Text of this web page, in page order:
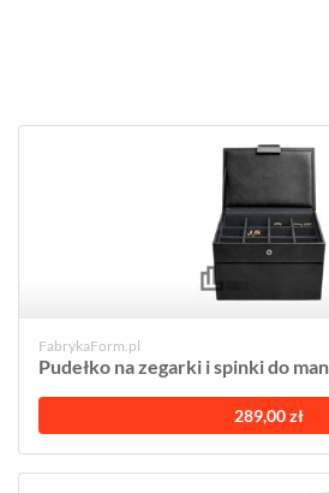
FabrykaForm.pl
Pudełko na zegarki i spinki do
289,00 zł